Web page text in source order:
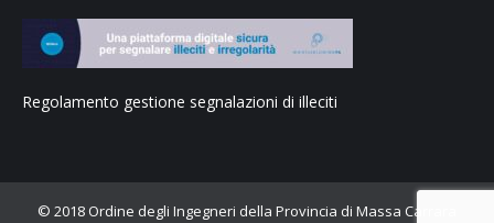
Regolamento gestione segnalazioni di illeciti
© 2018 Ordine degli Ingegneri della Provincia di Massa Carrara